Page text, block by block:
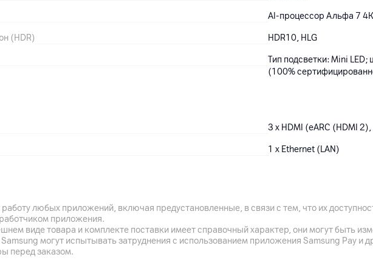
AI-процессор Альфа 7
(HDR) HDR10, HLG
Тип подсветки: Mini
(100%
3 x HDMI (eARC (HDMI 2),
1 x Ethernet (LAN)
1 x USB 2.0
1 x CI-слот, 2 x
(наземное вещаниеl),
любых приложений, включая предустановленные, в связи с тем, что их
приложения.
виде товара и комплекте поставки имеет справочный характер, они могут быть
могут испытывать затруднения с использованием приложения Samsung Pay и
перед заказом.